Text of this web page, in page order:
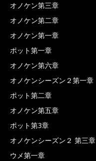
オノケン第三章
オノケン第二章
オノケン第一章
ポット第一章
オノケン第六章
オノケンシーズン２第一章
ポット第二章
オノケン第五章
ポット第3章
オノケンシーズン２ 第三章
ウメ第一章